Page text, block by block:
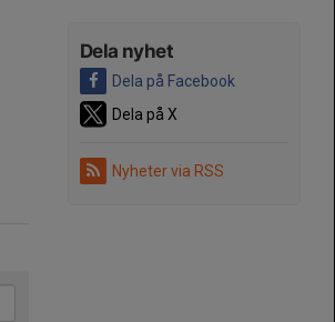
Dela nyhet
Dela på Facebook
Dela på X
Nyheter via RSS